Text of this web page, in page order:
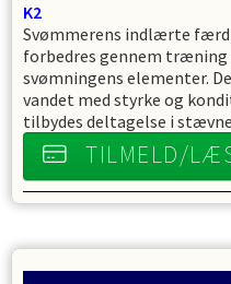
K2
Svømmerens indlærte
forbedres gennem træning
svømningens elementer.
vandet med styrke og
tilbydes deltagelse i
TILMELD/